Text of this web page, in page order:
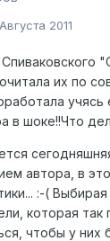
2011
их по
в шоке!!Что
автора, в
:-(
которая так
чтобы у них